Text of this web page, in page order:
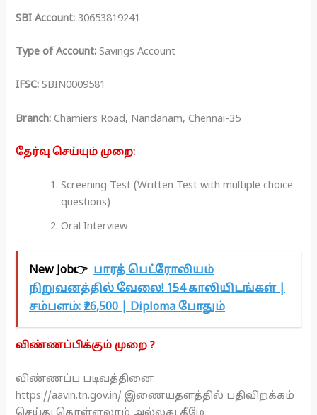
SBI Account: 30653819241
Type of Account: Savings Account
IFSC: SBIN0009581
Branch: Chamiers Road, Nandanam, Chennai-35
தேர்வு செய்யும் முறை:
Screening Test (Written Test with multiple choice
questions)
Oral Interview
New Job👉 பாரத் பெட்ரோலியம்
நிறுவனத்தில் வேலை! 154 காலியிடங்கள் |
சம்பளம்: ₹26,500 | Diploma போதும்
விண்ணப்பிக்கும் முறை ?
விண்ணப்ப படிவத்தினை
https://aavin.tn.gov.in/ இணையதளத்தில் பதிவிறக்கம்